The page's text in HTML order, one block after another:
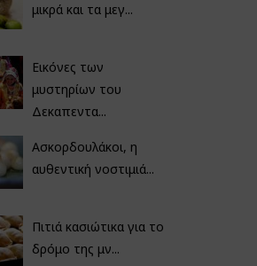
μικρά και τα μεγ...
Εικόνες των
μυστηρίων του
Δεκαπεντα...
Ασκορδουλάκοι, η
αυθεντική νοστιμιά...
Πιτιά κασιώτικα για το
δρόμο της μν...